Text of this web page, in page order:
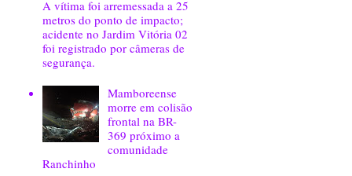
A vítima foi arremessada a 25
metros do ponto de impacto;
acidente no Jardim Vitória 02
foi registrado por câmeras de
segurança.
Mamboreense
morre em colisão
frontal na BR-
369 próximo a
comunidade
Ranchinho